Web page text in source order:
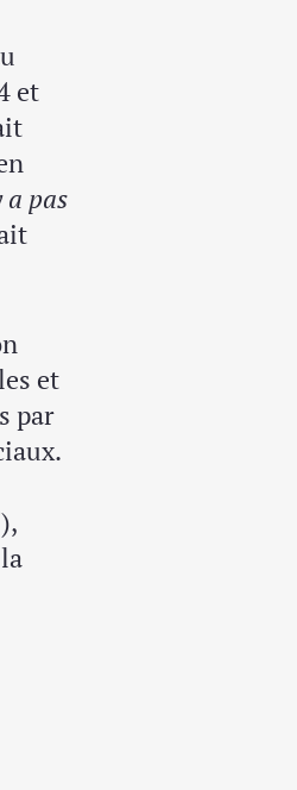
et
a pas
et
par